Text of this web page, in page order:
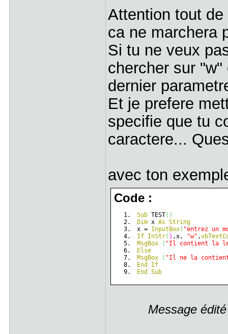
Attention tout
ca ne marchera
Si tu ne veux
chercher sur
dernier
Et je prefere
specifie que tu
caractere...
avec ton
Code :
Sub TEST( )
Dim x As String
x = InputBox( "entrez un
If InStr( 1,x, "w" ,
MsgBox
( "Il contient la
Else
MsgBox
( "Il ne la
End
If
End
Sub
Message